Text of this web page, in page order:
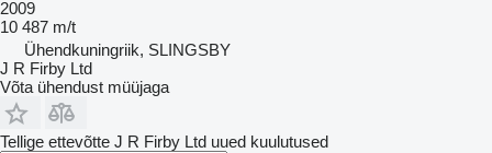
2009
10 487 m/t
Ühendkuningriik, SLINGSBY
J R Firby Ltd
Võta ühendust müüjaga
Tellige ettevõtte J R Firby Ltd uued kuulutused